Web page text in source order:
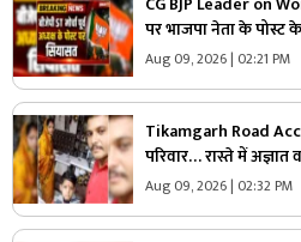
पर भाजपा नेता के पोस्ट
जानिए ऐसा क्या कह दिया
Aug 09, 2026 | 02:21 PM
Tikamgarh Road
परिवार… रास्ते में
मां-बेटे की मौके पर मौत
Aug 09, 2026 | 02:32 PM